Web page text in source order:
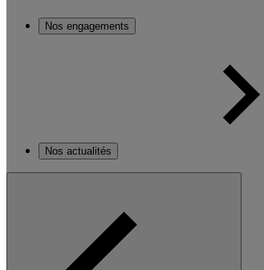
Nos engagements
Nos actualités